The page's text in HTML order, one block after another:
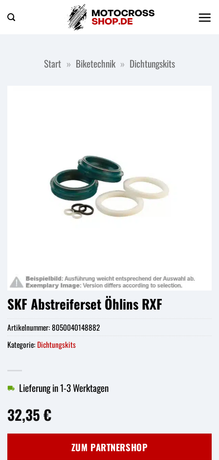
Inhalt
Start » Biketechnik » Dichtungskits
SKF Abstreiferset Öhlins RXF
32,35€
Lieferung in 1-3 Werktagen
ZUM PARTNERSHOP
Artikelnummer:8050040148882
Kategorie: Dichtungskits